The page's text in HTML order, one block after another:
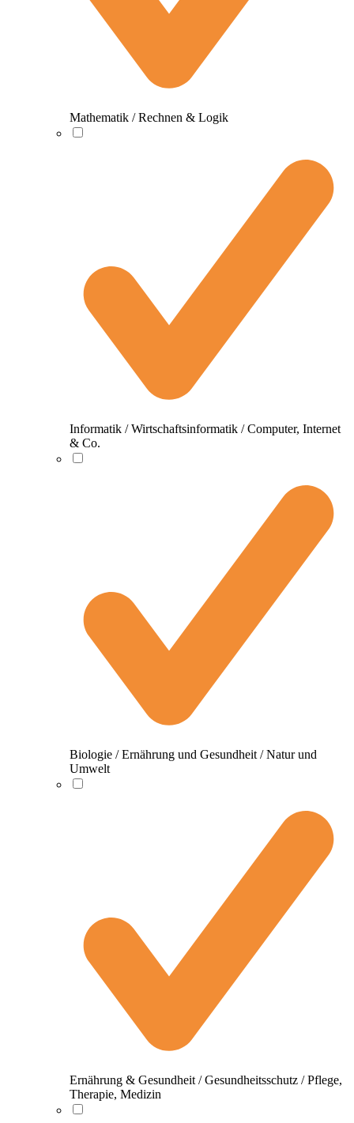
Mathematik / Rechnen & Logik
Informatik / Wirtschaftsinformatik / Computer, Internet
& Co.
Biologie / Ernährung und Gesundheit / Natur und
Umwelt
Ernährung & Gesundheit / Gesundheitsschutz / Pflege,
Therapie, Medizin